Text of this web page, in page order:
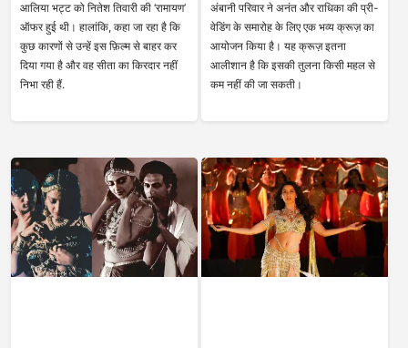
आलिया भट्ट को नितेश तिवारी की ‘रामायण’
ऑफर हुई थी। हालांकि, कहा जा रहा है कि
कुछ कारणों से उन्हें इस फ़िल्म से बाहर कर
दिया गया है और वह सीता का किरदार नहीं
निभा रही हैं.
अंबानी परिवार ने अनंत और राधिका की प्री-
वेडिंग के समारोह के लिए एक भव्य क्रूज़ का
आयोजन किया है। यह क्रूज़ इतना
आलीशान है कि इसकी तुलना किसी महल से
कम नहीं की जा सकती।